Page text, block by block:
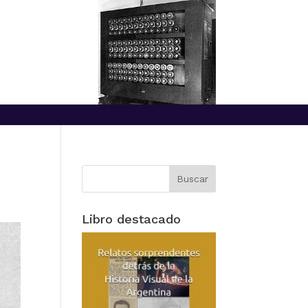
Libro destacado